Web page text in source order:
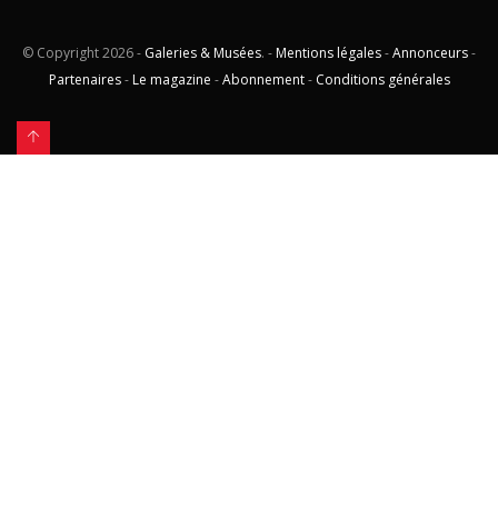
© Copyright2026 - Galeries & Musées. - Mentions légales-Annonceurs-
Partenaires- Le magazine -Abonnement- Conditions générales